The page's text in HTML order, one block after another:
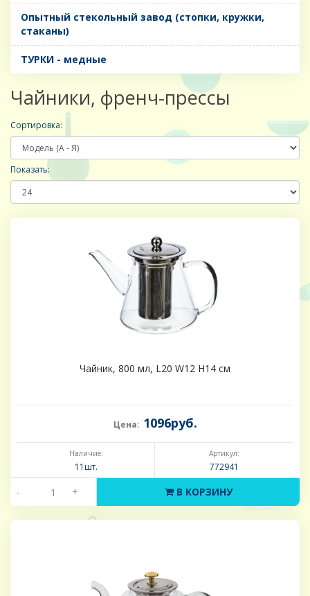
Опытный стекольный завод (стопки, кружки,
стаканы)
ТУРКИ - медные
Чайники, френч-прессы
Сортировка:
Показать:
Чайник, 800 мл, L20 W12 H14 см
Цена: 1096руб.
Наличие:
11шт.
Артикул:
772941
- + В КОРЗИНУ